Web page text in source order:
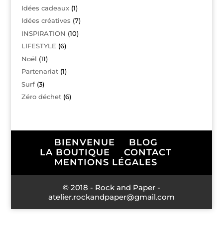
Idées cadeaux(1)
Idées créatives (7)
INSPIRATION (10)
LIFESTYLE (6)
Noël (11)
Partenariat(1)
Surf(3)
Zéro déchet(6)
BIENVENUE
BLOG
LA BOUTIQUE
CONTACT
MENTIONS LÉGALES
© 2018 - Rock and Paper -
atelier.rockandpaper@gmail.com